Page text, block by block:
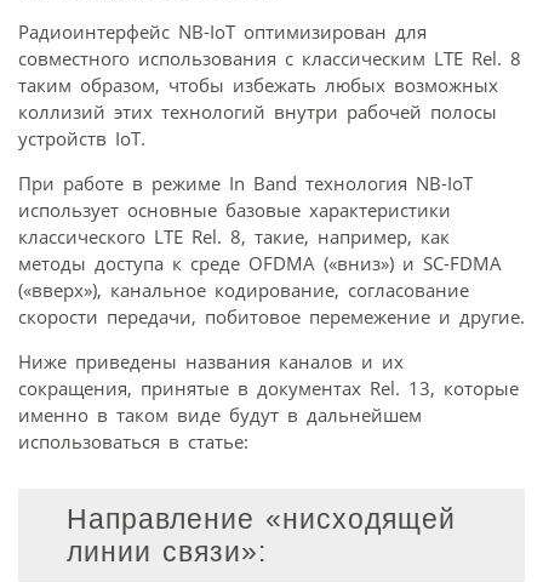
Радиоинтерфейс NB-IoT оптимизирован для
совместного использования с классическим LTE Rel. 8
таким образом, чтобы избежать любых возможных
коллизий этих технологий внутри рабочей полосы
устройств IoT.
При работе в режиме In Band технология NB-IoT
использует основные базовые характеристики
классического LTE Rel. 8, такие, например, как
методы доступа к среде OFDMA («вниз») и SC-FDMA
(«вверх»), канальное кодирование, согласование
скорости передачи, побитовое перемежение и другие.
Ниже приведены названия каналов и их
сокращения, принятые в документах Rel. 13, которые
именно в таком виде будут в дальнейшем
использоваться в статье:
Направление «нисходящей
линии связи»: